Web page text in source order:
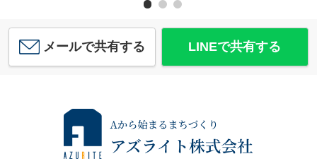
メールで共有する LINEで共有する